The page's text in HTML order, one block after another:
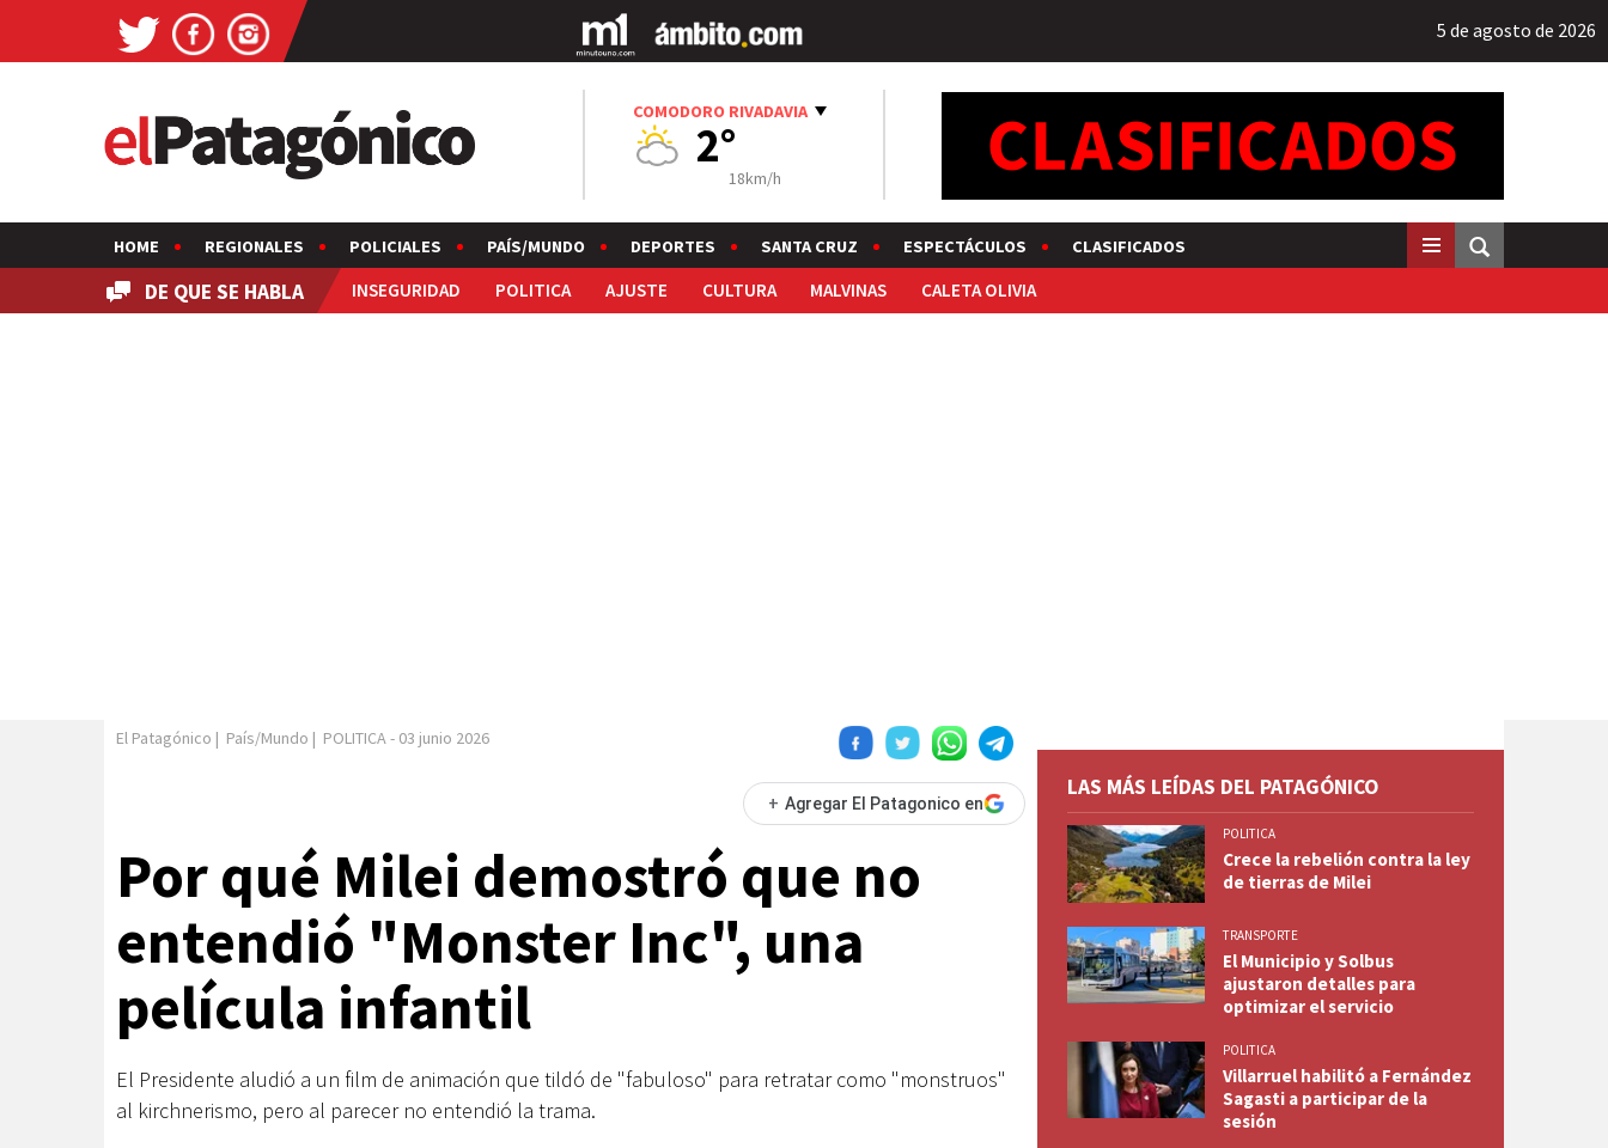
5 de agosto de 2026
COMODORO RIVADAVIA
2°
18km/h
HOME REGIONALES POLICIALES PAÍS/MUNDO DEPORTES SANTA CRUZ ESPECTÁCULOS CLASIFICADOS
DE QUE SE HABLA INSEGURIDAD POLITICA AJUSTE CULTURA MALVINAS CALETA OLIVIA
El Patagónico | País/Mundo | POLITICA- 03 junio 2026
+ Agregar El Patagonico en
Por qué Milei demostró que no
entendió "Monster Inc", una
película infantil
El Presidente aludió a un film de animación que tildó de "fabuloso" para retratar como "monstruos"
al kirchnerismo, pero al parecer no entendió la trama.
LAS MÁS LEÍDAS DEL PATAGÓNICO
POLITICA
Crece la rebelión contra la ley
de tierras de Milei
TRANSPORTE
El Municipio y Solbus
ajustaron detalles para
optimizar el servicio
POLITICA
Villarruel habilitó a Fernández
Sagasti a participar de la
sesión